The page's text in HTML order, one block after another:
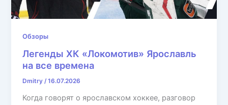
Обзоры
Легенды ХК «Локомотив» Ярославль
на все времена
Dmitry/16.07.2026
Когда говорят о ярославском хоккее, разговор